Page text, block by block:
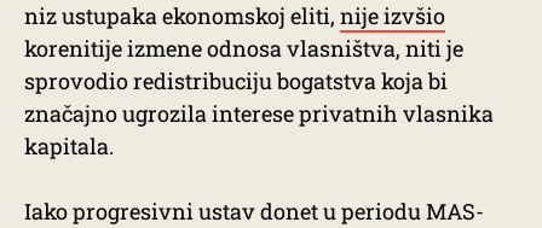
niz ustupaka ekonomskoj eliti, nije izvšio
korenitije izmene odnosa vlasništva, niti je
sprovodio redistribuciju bogatstva koja bi
značajno ugrozila interese privatnih vlasnika
kapitala.
Iako progresivni ustav donet u periodu MAS-